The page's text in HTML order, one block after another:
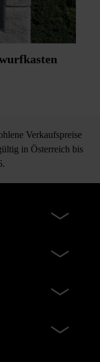
Verkaufspreise
in Österreich bis